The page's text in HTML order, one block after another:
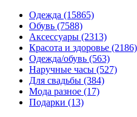
Одежда (15865)
Обувь (7588)
Аксессуары (2313)
Красота и здоровье (2186)
Одежда/обувь (563)
Наручные часы (527)
Для свадьбы (384)
Мода разное (17)
Подарки (13)